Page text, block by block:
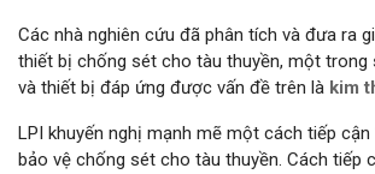
Các nhà nghiên cứu đã phân tích và đưa ra
thiết bị chống sét cho tàu thuyền, một trong
và thiết bị đáp ứng được vấn đề trên là kim
LPI khuyến nghị mạnh mẽ một cách tiếp cận
bảo vệ chống sét cho tàu thuyền. Cách tiếp